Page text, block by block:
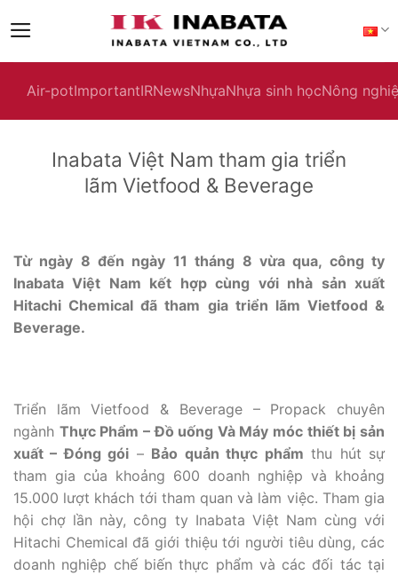
to
Air-potImportantIRNewsNhựaNhựa sinh họcNông
Inabata Việt Nam tham gia triển
lãm Vietfood & Beverage
Từ ngày 8 đến ngày 11 tháng 8 vừa qua, công ty
Inabata Việt Nam kết hợp cùng với nhà sản xuất
Hitachi Chemical đã tham gia triển lãm Vietfood &
Beverage.
Triển lãm Vietfood & Beverage – Propack chuyên
ngành Thực Phẩm – Đồ uống Và Máy móc thiết bị sản
xuất – Đóng gói – Bảo quản thực phẩm thu hút sự
tham gia của khoảng 600 doanh nghiệp và khoảng
15.000 lượt khách tới tham quan và làm việc. Tham gia
hội chợ lần này, công ty Inabata Việt Nam cùng với
Hitachi Chemical đã giới thiệu tới người tiêu dùng, các
doanh nghiệp chế biến thực phẩm và các đối tác tại